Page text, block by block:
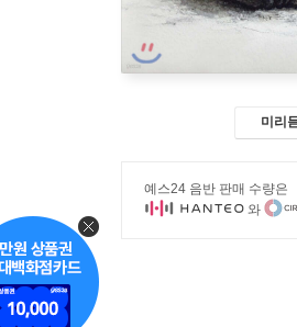
미리
예스24 음반 판매 수량은
와